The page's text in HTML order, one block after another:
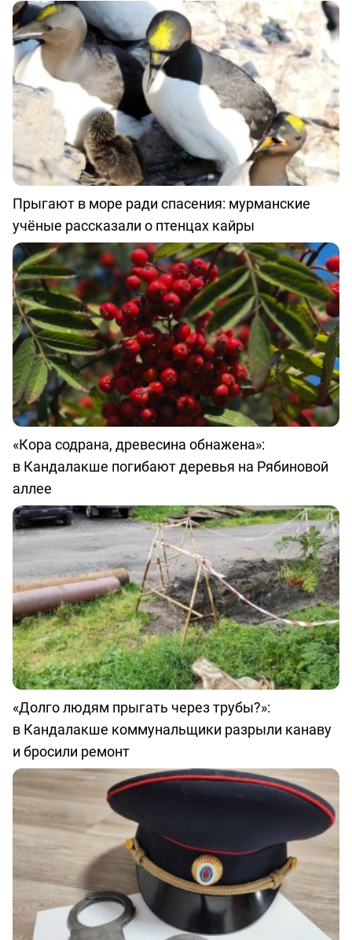
Прыгают в море ради спасения: мурманские
учёные рассказали о птенцах кайры
«Кора содрана, древесина обнажена»:
в Кандалакше погибают деревья на Рябиновой
аллее
«Долго людям прыгать через трубы?»:
в Кандалакше коммунальщики разрыли канаву
и бросили ремонт